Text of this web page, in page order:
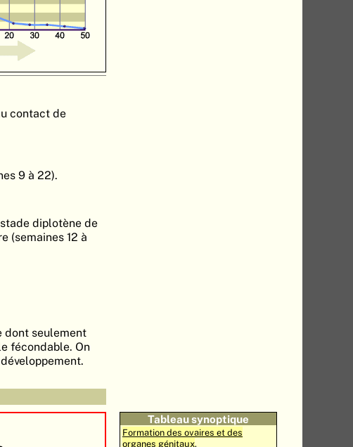
contact de
9 à 22).
diplotène de
(semaines 12 à
dont seulement
fécondable. On
Tableau synoptique
Formation des ovaires et des
organes génitaux.